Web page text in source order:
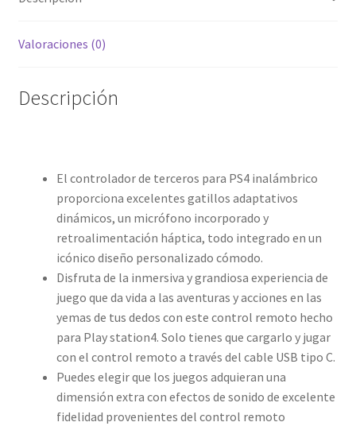
Club
cantidad
Valoraciones (0)
Descripción
El controlador de terceros para PS4 inalámbrico
proporciona excelentes gatillos adaptativos
dinámicos, un micrófono incorporado y
retroalimentación háptica, todo integrado en un
icónico diseño personalizado cómodo.
Disfruta de la inmersiva y grandiosa experiencia de
juego que da vida a las aventuras y acciones en las
yemas de tus dedos con este control remoto hecho
para Play station4. Solo tienes que cargarlo y jugar
con el control remoto a través del cable USB tipo C.
Puedes elegir que los juegos adquieran una
dimensión extra con efectos de sonido de excelente
fidelidad provenientes del control remoto